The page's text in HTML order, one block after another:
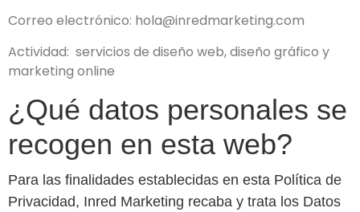
Correo electrónico: hola@inredmarketing.com
Actividad: servicios de diseño web, diseño gráfico y
marketing online
¿Qué datos personales se
recogen en esta web?
Para las finalidades establecidas en esta Política de
Privacidad, Inred Marketing recaba y trata los Datos